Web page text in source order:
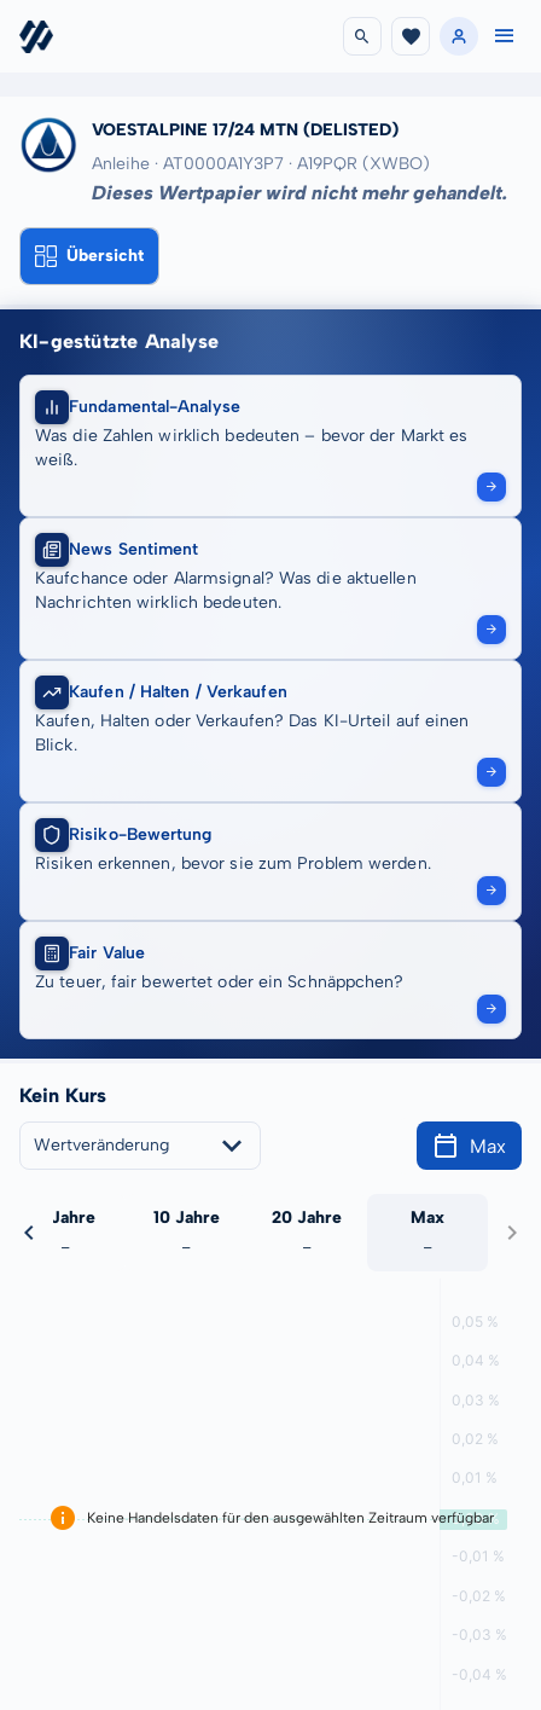
VOESTALPINE 17/24 MTN (DELISTED)
Anleihe · AT0000A1Y3P7 · A19PQR (XWBO)
Dieses Wertpapier wird nicht mehr gehandelt.
Übersicht
KI-gestützte Analyse
Fundamental-Analyse
Was die Zahlen wirklich bedeuten – bevor der Markt es
weiß.
News Sentiment
Kaufchance oder Alarmsignal? Was die aktuellen
Nachrichten wirklich bedeuten.
Kaufen / Halten / Verkaufen
Kaufen, Halten oder Verkaufen? Das KI-Urteil auf einen
Blick.
Risiko-Bewertung
Risiken erkennen, bevor sie zum Problem werden.
Fair Value
Zu teuer, fair bewertet oder ein Schnäppchen?
Kein Kurs
Wertveränderung Max
5 Jahre
-
10 Jahre
-
20 Jahre
-
Max
-
Keine Handelsdaten für den ausgewählten Zeitraum verfügbar